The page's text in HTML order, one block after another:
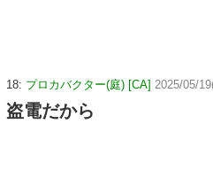
18: プロカバクター(庭) [CA] 2025/05/
盗電だから